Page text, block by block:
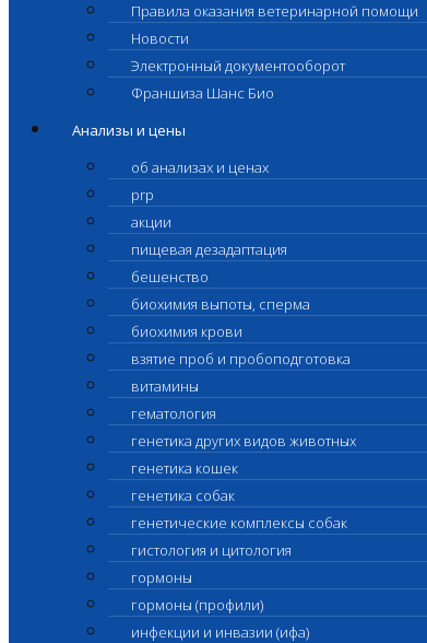
Правила оказания ветеринарной помощи
Новости
Электронный документооборот
Франшиза Шанс Био
Анализы и цены
об анализах и ценах
prp
акции
пищевая дезадаптация
бешенство
биохимия выпоты, сперма
биохимия крови
взятие проб и пробоподготовка
витамины
гематология
генетика других видов животных
генетика кошек
генетика собак
генетические комплексы собак
гистология и цитология
гормоны
гормоны (профили)
инфекции и инвазии (ифа)